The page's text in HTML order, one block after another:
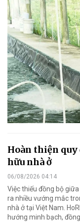
Hoàn thiện
hữu nhà ở
06/08/2026 04:14
Việc thiếu đồng bộ
ra nhiều vướng mắc
nhà ở tại Việt Nam.
hướng minh bạch,